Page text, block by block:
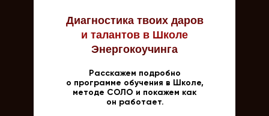
Расскажем подробно
о программе обучения в Школе,
методе СОЛО и покажем как
он работает.
Диагностика твоих даров
и талантов в Школе
Энергокоучинга